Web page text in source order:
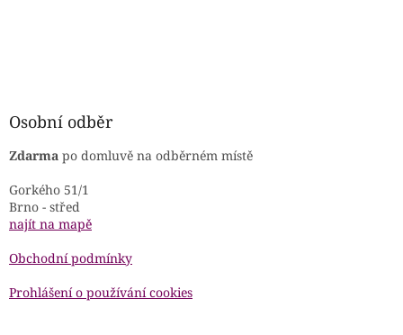
Osobní odběr
Zdarma po domluvě na odběrném místě
Gorkého 51/1
Brno - střed
najít na mapě
Obchodní podmínky
Prohlášení o používání cookies